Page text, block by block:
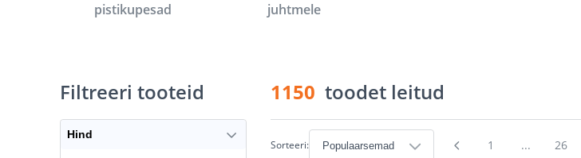
pistikupesad
juhtmele
1150 toodet leitud
Sorteeri: 1 ... 26
Filtreeri tooteid
Hind